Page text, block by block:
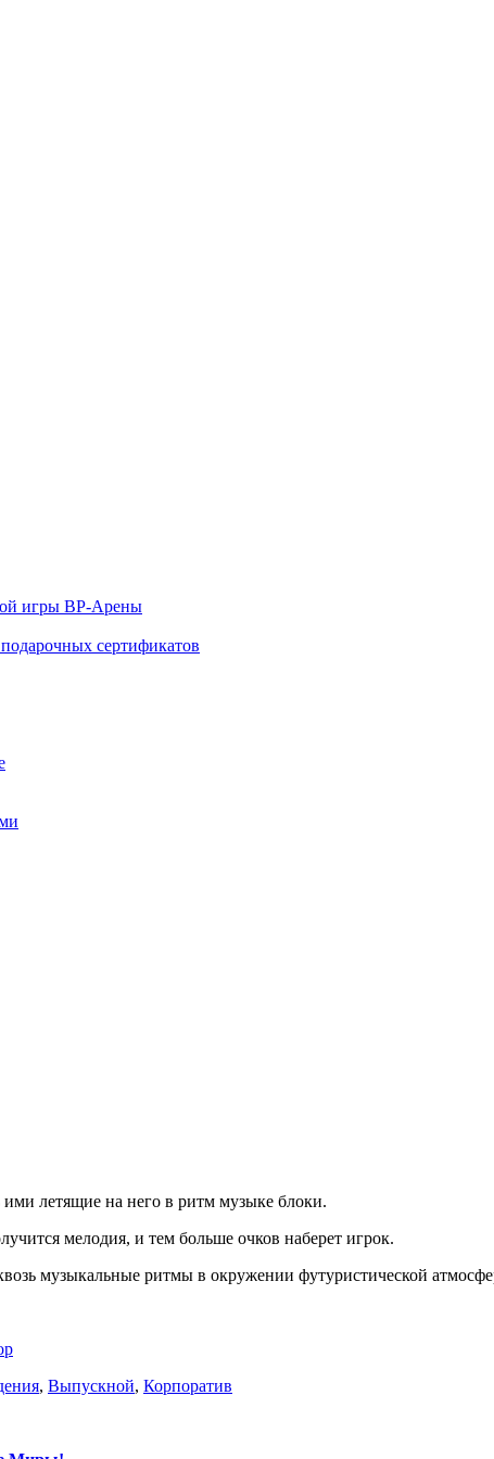
игры ВР-Арены
сертификатов
летящие на него в ритм музыке блоки.
мелодия, и тем больше очков наберет игрок.
музыкальные ритмы в окружении футуристической
, Выпускной, Корпоратив